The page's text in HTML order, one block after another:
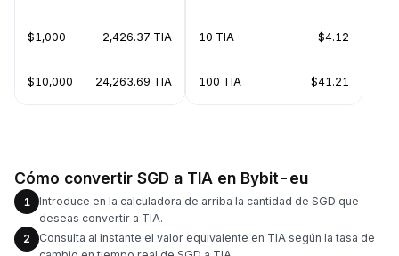
$1,000 2,426.37 TIA
$10,000 24,263.69 TIA
10 TIA $4.12
100 TIA $41.21
Cómo convertir SGD a TIA en Bybit-eu
1
Introduce en la calculadora de arriba la cantidad de SGD que
deseas convertir a TIA.
2
Consulta al instante el valor equivalente en TIA según la tasa de